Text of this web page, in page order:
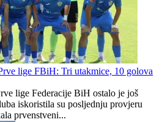
lige FBiH: Tri utakmice, 10 golova
lige Federacije BiH ostalo je još
iskoristila su posljednju provjeru
prvenstveni...